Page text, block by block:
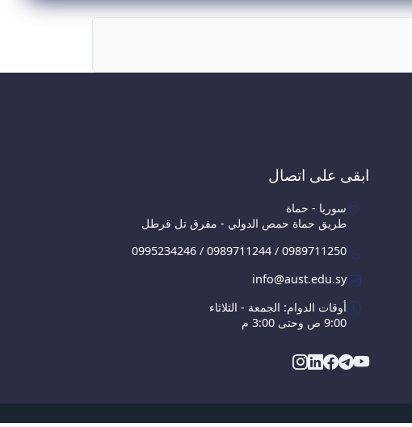
ابقى على اتصال
سوريا - حماة
طريق حماة حمص الدولي - مفرق تل قرطل
0995234246 / 0989711244 / 0989711250
info@aust.edu.sy
أوقات الدوام: الجمعة - الثلاثاء
9:00 ص وحتى 3:00 م